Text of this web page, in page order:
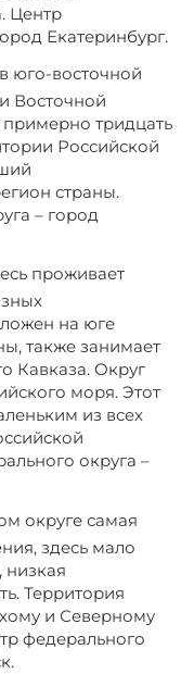
Центр
Екатеринбург.
юго-восточной
Восточной
тридцать
Российской
страны.
– город
проживает
на юге
также занимает
Кавказа. Округ
моря. Этот
из всех
округа –
округе самая
здесь мало
низкая
Территория
и Северному
федерального